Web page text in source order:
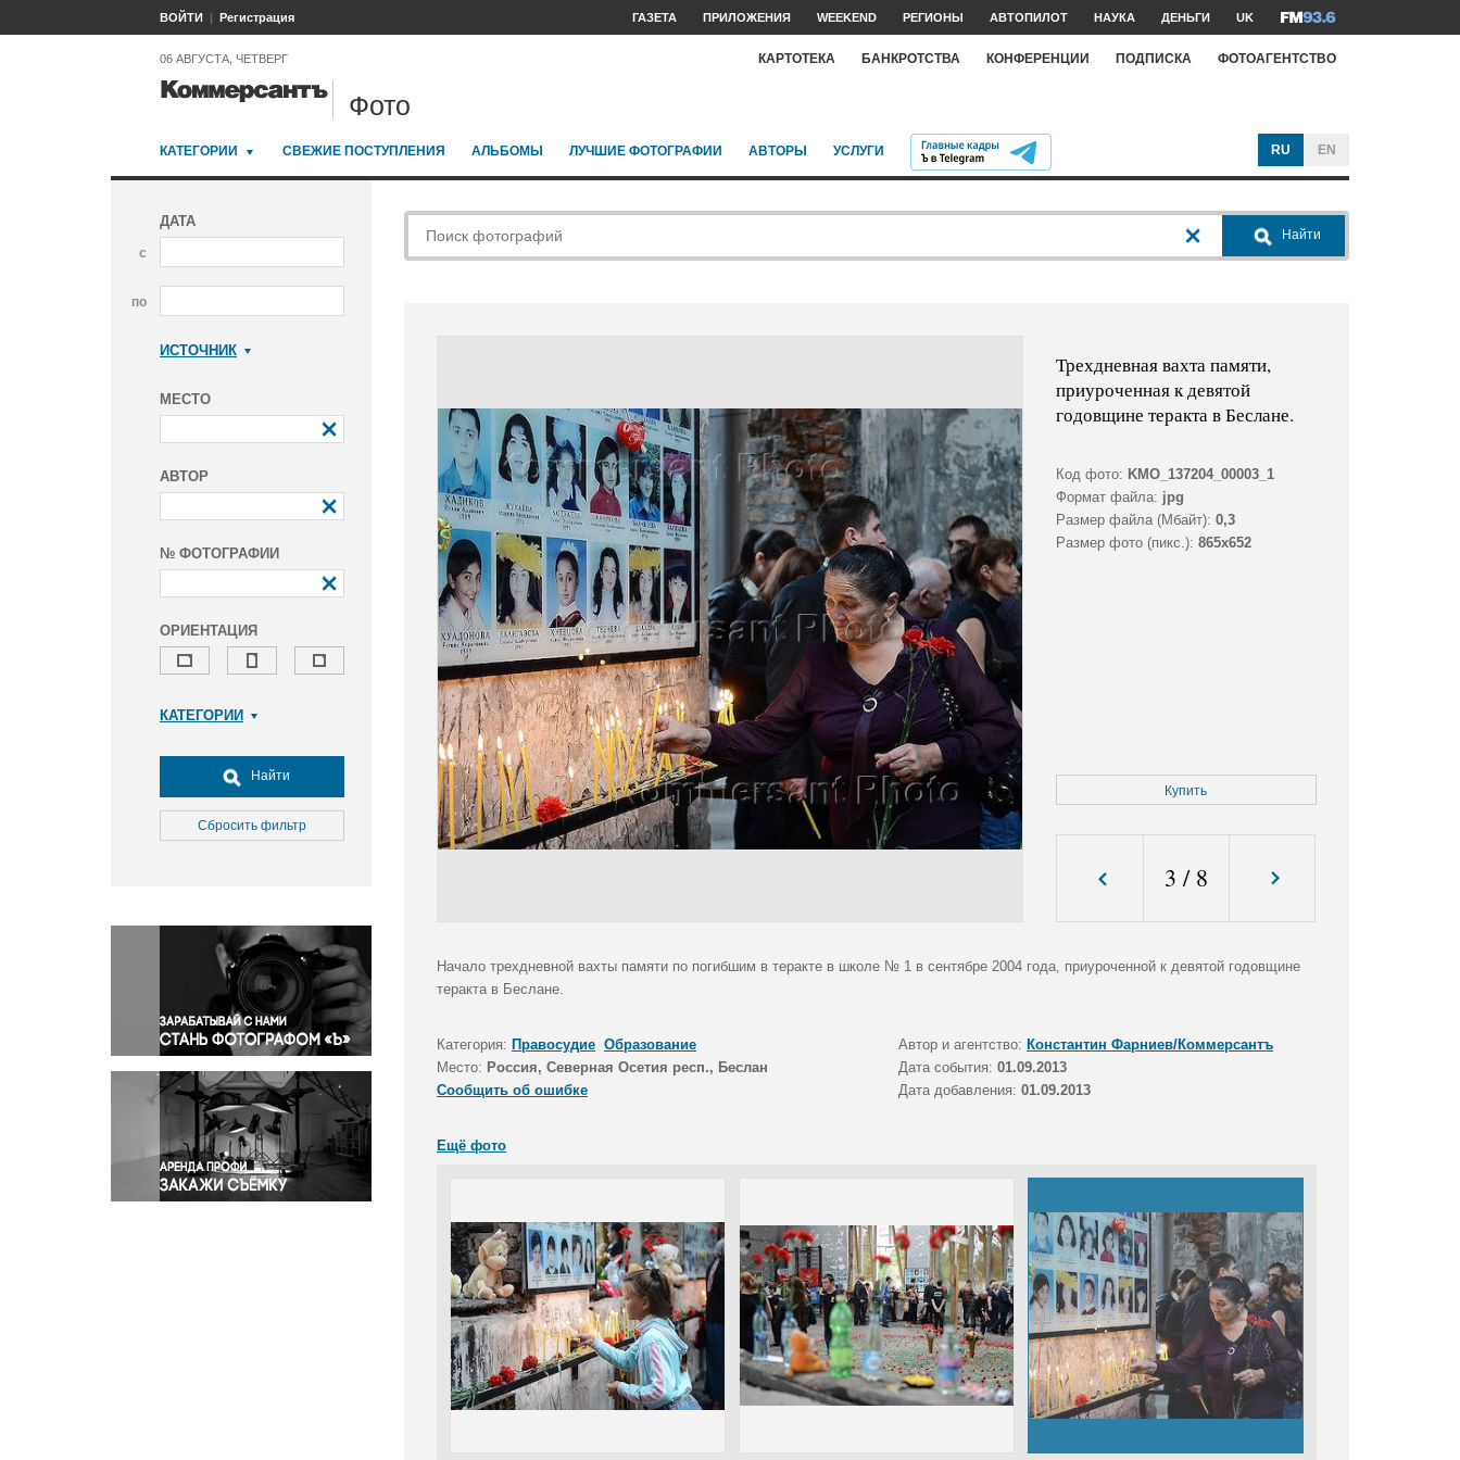
ВОЙТИ Регистрация ГАЗЕТА ПРИЛОЖЕНИЯ WEEKEND РЕГИОНЫ АВТОПИЛОТ НАУКА ДЕНЬГИ UK
06 АВГУСТА, ЧЕТВЕРГ КАРТОТЕКА БАНКРОТСТВА КОНФЕРЕНЦИИ ПОДПИСКА ФОТОАГЕНТСТВО
Фото
КАТЕГОРИИ СВЕЖИЕ ПОСТУПЛЕНИЯ АЛЬБОМЫ ЛУЧШИЕ ФОТОГРАФИИ АВТОРЫ УСЛУГИ RU EN
ДАТА
с
по
ИСТОЧНИК
МЕСТО
АВТОР
№ ФОТОГРАФИИ
ОРИЕНТАЦИЯ
КАТЕГОРИИ
Досуг, туризм и отдых
Культура
Медицина
Окружающая среда
Политика
Правосудие
Происшествия и конфликты
Религия
Светская жизнь
Спорт
Экология
Экономика и бизнес
Найти
Сбросить фильтр
Найти
Трехдневная вахта памяти,
приуроченная к девятой
годовщине теракта в Беслане.
Код фото: KMO_137204_00003_1
Формат файла: jpg
Размер файла (Мбайт): 0,3
Размер фото (пикс.): 865x652
Купить
3 / 8
Начало трехдневной вахты памяти по погибшим в теракте в школе № 1 в сентябре 2004 года, приуроченной к девятой годовщине
теракта в Беслане.
Категория: Правосудие Образование Автор и агентство: Константин Фарниев/Коммерсантъ
Место: Россия, Северная Осетия респ., Беслан Дата события: 01.09.2013
Сообщить об ошибке
Дата добавления: 01.09.2013
Ещё фото